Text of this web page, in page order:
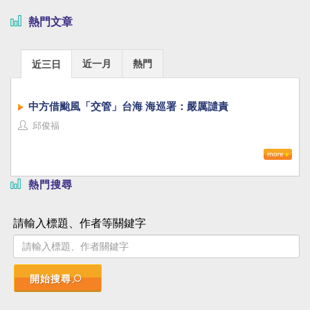
熱門文章
近三日 近一月 熱門
中方借颱風「交管」台海 海巡署：嚴厲譴責
邱俊福
熱門搜尋
請輸入標題、作者等關鍵字
開始搜尋